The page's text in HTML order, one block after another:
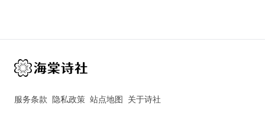
服务条款 隐私政策 站点地图 关于诗社